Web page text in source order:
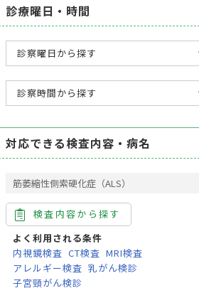
診療曜日・時間
診察曜日から探す
診察時間から探す
対応できる検査内容・病名
筋萎縮性側索硬化症（ALS）
検査内容から探す
よく利用される条件
内視鏡検査 CT検査 MRI検査
アレルギー検査 乳がん検診
子宮頸がん検診